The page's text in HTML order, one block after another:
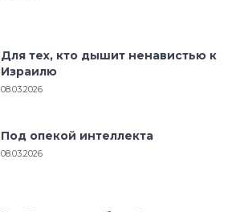
Для тех, кто дышит ненавистью к
Израилю
08.03.2026
Под опекой интеллекта
08.03.2026